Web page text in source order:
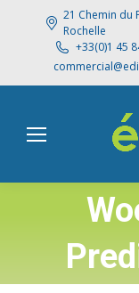
21 Chemin du
Rochelle
+33(0)1 45